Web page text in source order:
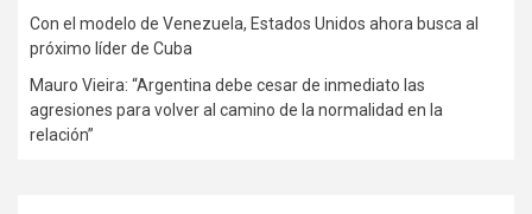
Con el modelo de Venezuela, Estados Unidos ahora busca al
próximo líder de Cuba
Mauro Vieira: “Argentina debe cesar de inmediato las
agresiones para volver al camino de la normalidad en la
relación”